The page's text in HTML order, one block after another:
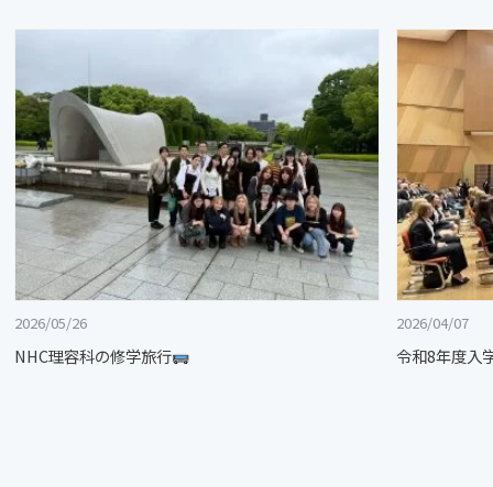
2026/05/26
NHC理容科の修学旅行
2026/04/07
令和8年度入